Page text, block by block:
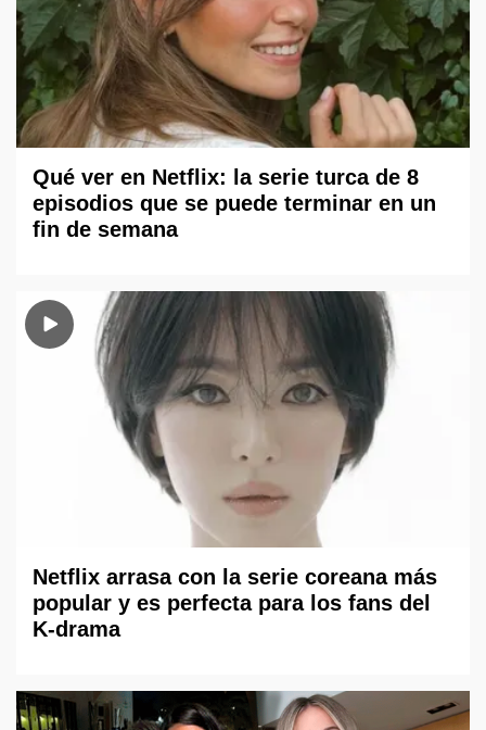
Qué ver en Netflix: la serie turca de 8
episodios que se puede terminar en un
fin de semana
Netflix arrasa con la serie coreana más
popular y es perfecta para los fans del
K-drama